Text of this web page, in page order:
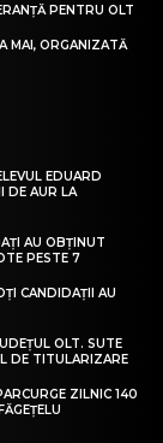
PENTRU OLT
MAI, ORGANIZATĂ
EDUARD
DE AUR LA
AU OBȚINUT
PESTE 7
CANDIDAȚII AU
OLT. SUTE
DE TITULARIZARE
ZILNIC 140